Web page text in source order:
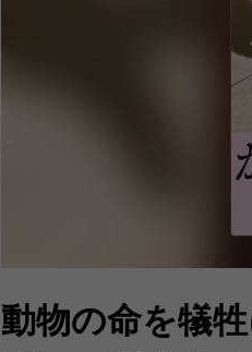
動物の命を犠